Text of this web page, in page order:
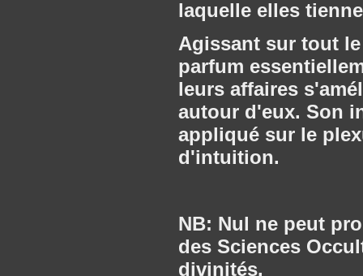
laquelle elles
Agissant sur tout
parfum
leurs affaires
autour d'eux. Son
appliqué sur le
d'intuition.
NB: Nul ne peut
des Sciences
divinités.